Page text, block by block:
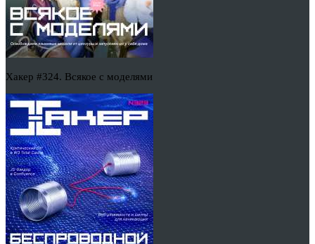
Хакер #324. Всякое с моделями